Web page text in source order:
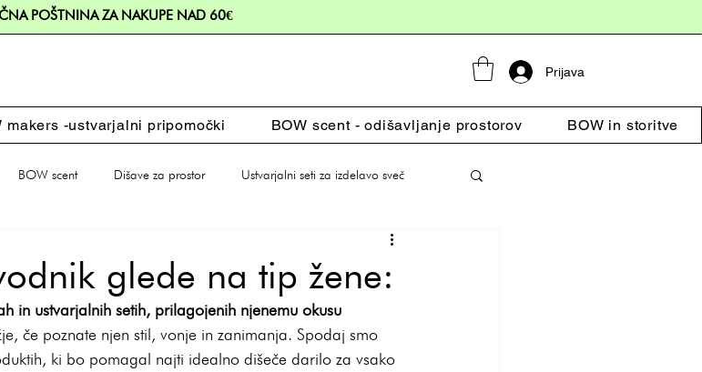
POŠTNINA ZA NAKUPE NAD 60€
Prijava
makers -ustvarjalni pripomočki BOW scent - odišavljanje prostorov BOW in storitve
BOW scent Dišave za prostor Ustvarjalni seti za izdelavo sveč
glede na tip žene:
in ustvarjalnih setih, prilagojenih njenemu okusu
če poznate njen stil, vonje in zanimanja. Spodaj smo
ki bo pomagal najti idealno dišeče darilo za vsako